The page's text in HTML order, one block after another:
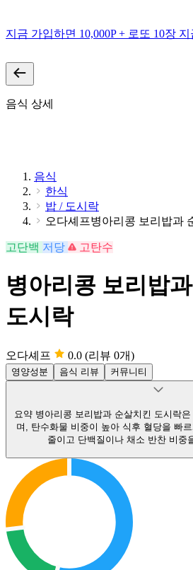
지금 가입하면 10,000P + 로또 10장 지
음식 상세
음식
한식
밥 / 도시락
오다셰프병아리콩 보리밥과
고단백 저당 고탄수
병아리콩 보리밥
도시락
오다셰프 0.0 (리뷰 0개)
영양성분 음식 리뷰 커뮤니티
요약 병아리콩 보리밥과 순살치킨 도시락
며, 탄수화물 비중이 높아 식후 혈당을 빠
줄이고 단백질이나 채소 반찬 비중